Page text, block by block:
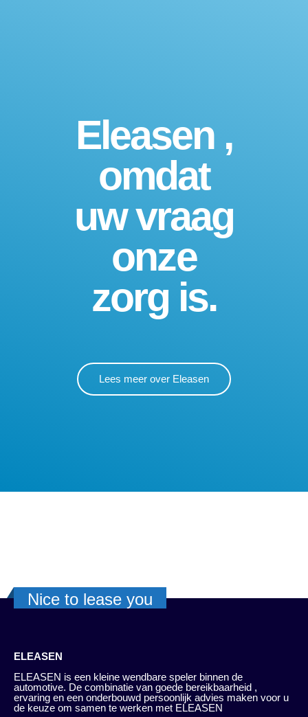
Eleasen ,
omdat
uw vraag
onze
zorg is.
Lees meer over Eleasen
Nice to lease you
ELEASEN
ELEASEN is een kleine wendbare speler binnen de
automotive. De combinatie van goede bereikbaarheid ,
ervaring en een onderbouwd persoonlijk advies maken voor u
de keuze om samen te werken met ELEASEN